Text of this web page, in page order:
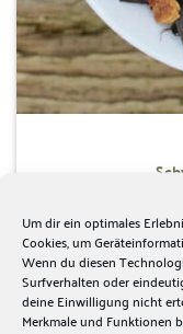
Um dir ein optimales
Cookies, um
Wenn du diesen
Surfverhalten oder
deine Einwilligung nicht
Merkmale und Funktionen